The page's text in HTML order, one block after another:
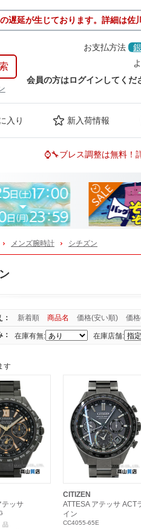
遅延が生じております。詳細は佐
お支払方法
会員の方はログインしてくだ
入り 新入荷情報
⌚🔧ブレス調整は無料！
メンズ腕時計 シチズン
新着順 商品名 価格(安い順)
価
在庫有無: 在庫店舗:
す
テッサ
品
CITIZEN
ATTESA アテッサ ACT
イン
CC4055-65E